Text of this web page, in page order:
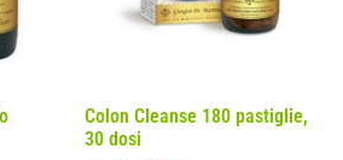
Colon Cleanse 180 pastiglie,
30 dosi